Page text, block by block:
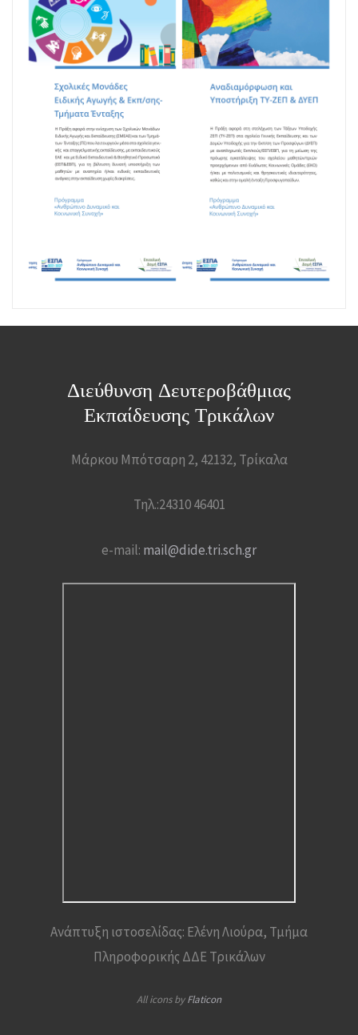
Διεύθυνση Δευτεροβάθμιας
Εκπαίδευσης Τρικάλων
Μάρκου Μπότσαρη 2, 42132, Τρίκαλα
Τηλ.:24310 46401
e-mail: mail@dide.tri.sch.gr
Ανάπτυξη ιστοσελίδας: Ελένη Λιούρα, Τμήμα
Πληροφορικής ΔΔΕ Τρικάλων
All icons byFlaticon